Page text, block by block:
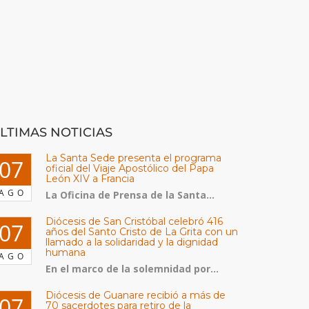
NOTICIAS
La Santa Sede presenta el programa
oficial del Viaje Apostólico del Papa
León XIV a Francia
La Oficina de Prensa de la Santa...
Diócesis de San Cristóbal celebró 416
años del Santo Cristo de La Grita con un
llamado a la solidaridad y la dignidad
humana
En el marco de la solemnidad por...
Diócesis de Guanare recibió a más de
70 sacerdotes para retiro de la